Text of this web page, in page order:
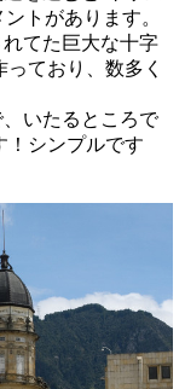
トがあります。
てた巨大な十字
ており、数多く
いたるところで
！シンプルです